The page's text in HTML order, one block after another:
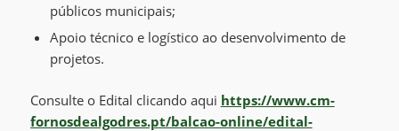
públicos municipais;
Apoio técnico e logístico ao desenvolvimento de
projetos.
Consulte o Edital clicando aqui https://www.cm-
fornosdealgodres.pt/balcao-online/edital-